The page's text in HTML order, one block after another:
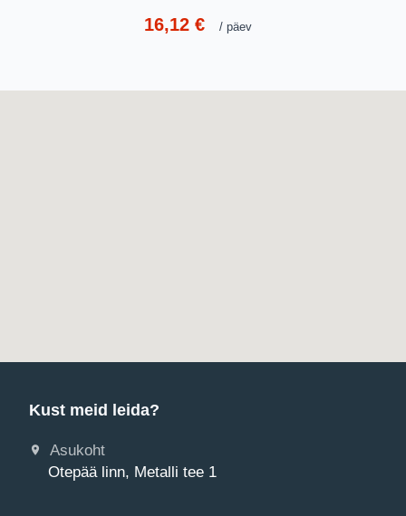
16,12€ päev
Kust meid leida?
Asukoht
Otepää linn, Metalli tee 1